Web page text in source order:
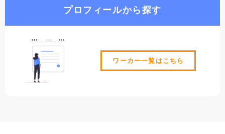
プロフィールから探す
ワーカー⼀覧はこちら